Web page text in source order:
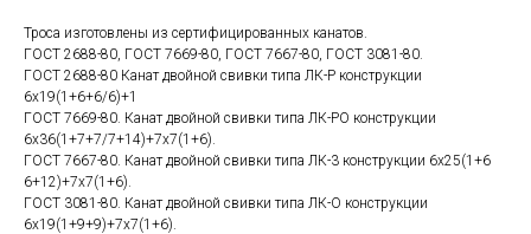
Троса изготовлены из сертифицированных канатов.
ГОСТ 2688-80, ГОСТ 7669-80, ГОСТ 7667-80, ГОСТ 3081-80.
ГОСТ 2688-80 Канат двойной свивки типа ЛК-Р конструкции
6х19(1+6+6/6)+1
ГОСТ 7669-80. Канат двойной свивки типа ЛК-РО конструкции
6х36(1+7+7/7+14)+7х7(1+6).
ГОСТ 7667-80. Канат двойной свивки типа ЛК-3 конструкции 6х25(1+6
6+12)+7х7(1+6).
ГОСТ 3081-80. Канат двойной свивки типа ЛК-О конструкции
6х19(1+9+9)+7х7(1+6).